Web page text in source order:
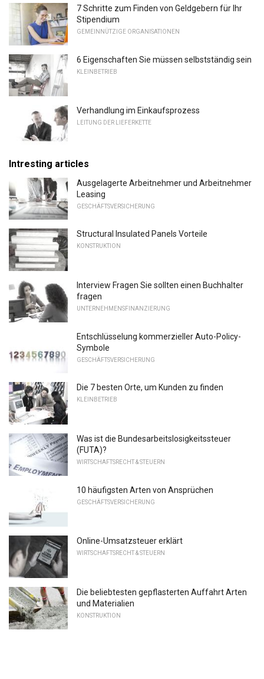
7 Schritte zum Finden von Geldgebern für Ihr
Stipendium
GEMEINNÜTZIGE ORGANISATIONEN
6 Eigenschaften Sie müssen selbstständig sein
KLEINBETRIEB
Verhandlung im Einkaufsprozess
LEITUNG DER LIEFERKETTE
Intresting articles
Ausgelagerte Arbeitnehmer und Arbeitnehmer
Leasing
GESCHÄFTSVERSICHERUNG
Structural Insulated Panels Vorteile
KONSTRUKTION
Interview Fragen Sie sollten einen Buchhalter
fragen
UNTERNEHMENSFINANZIERUNG
Entschlüsselung kommerzieller Auto-Policy-
Symbole
GESCHÄFTSVERSICHERUNG
Die 7 besten Orte, um Kunden zu finden
KLEINBETRIEB
Was ist die Bundesarbeitslosigkeitssteuer
(FUTA)?
WIRTSCHAFTSRECHT & STEUERN
10 häufigsten Arten von Ansprüchen
GESCHÄFTSVERSICHERUNG
Online-Umsatzsteuer erklärt
WIRTSCHAFTSRECHT & STEUERN
Die beliebtesten gepflasterten Auffahrt Arten
und Materialien
KONSTRUKTION